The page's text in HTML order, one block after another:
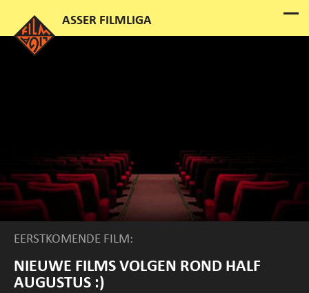
EERSTKOMENDE FILM:
NIEUWE FILMS VOLGEN ROND HALF
AUGUSTUS :)